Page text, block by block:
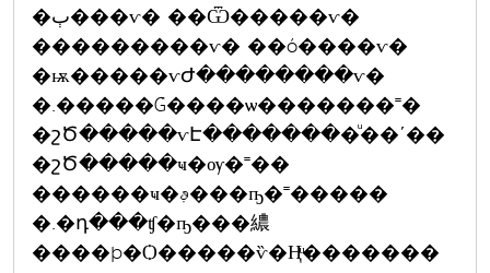
�ٻ���ѵ� ��Ѿ�����ѵ�
���������ѵ� ��ó����ѵ�
�ѭ�����ѵԺ��������ѵ�
�.�����Ǵ����ѡ�������˭�
�շԾ�����ѵԷ��������ͧ��ʹ��
�շԾ�����ҹ�ѹ�˭��
������ҹ�ࢵ���ҧ�˭�����
�.�դ���ʧ�ҧ���繷
����þ�Ѻ�����ѷ�Ңͧ�������